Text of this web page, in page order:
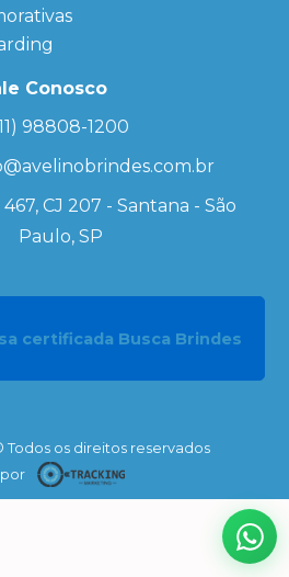
Especiais
Ecobag
Personalizada
Kits
Conosco
98808-1200
CJ 207 - Santana - São
Paulo, SP
certificada Busca Brindes
Todos os direitos reservados